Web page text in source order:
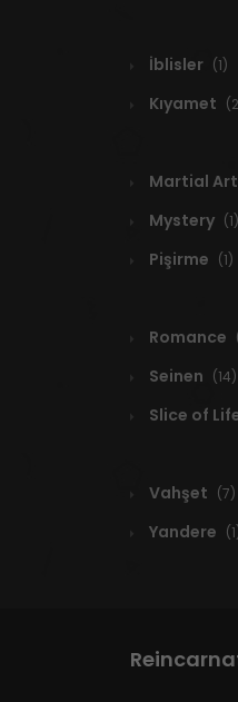
İblisler (1)
Kıyamet
Martial
Mystery (1)
Pişirme (1)
Romance
Seinen (14)
Slice of
Vahşet (7)
Yandere